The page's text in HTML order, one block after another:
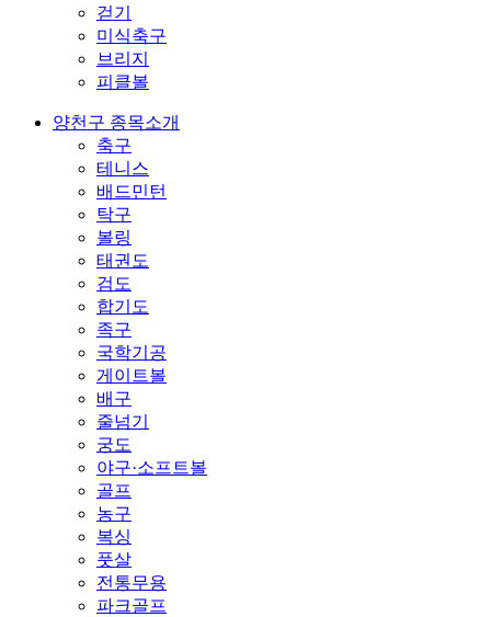
걷기
미식축구
브리지
피클볼
양천구 종목소개
축구
테니스
배드민턴
탁구
볼링
태권도
검도
합기도
족구
국학기공
게이트볼
배구
줄넘기
궁도
야구·소프트볼
골프
농구
복싱
풋살
전통무용
파크골프